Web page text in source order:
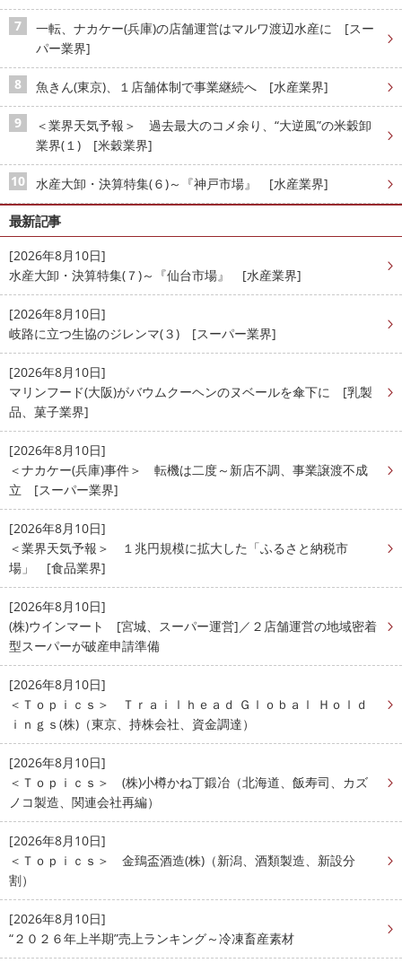
一転、ナカケー(兵庫)の店舗運営はマルワ渡辺水産に [スー
パー業界]
魚きん(東京)、１店舗体制で事業継続へ [水産業界]
＜業界天気予報＞ 過去最大のコメ余り、“大逆風”の米穀卸
業界(１) [米穀業界]
水産大卸・決算特集(６)～『神戸市場』 [水産業界]
最新記事
[2026年8月10日]
水産大卸・決算特集(７)～『仙台市場』 [水産業界]
[2026年8月10日]
岐路に立つ生協のジレンマ(３) [スーパー業界]
[2026年8月10日]
マリンフード(大阪)がバウムクーヘンのヌベールを傘下に [乳製
品、菓子業界]
[2026年8月10日]
＜ナカケー(兵庫)事件＞ 転機は二度～新店不調、事業譲渡不成
立 [スーパー業界]
[2026年8月10日]
＜業界天気予報＞ １兆円規模に拡大した「ふるさと納税市
場」 [食品業界]
[2026年8月10日]
(株)ウインマート [宮城、スーパー運営]／２店舗運営の地域密着
型スーパーが破産申請準備
[2026年8月10日]
＜Ｔｏｐｉｃｓ＞ Ｔｒａｉｌｈｅａｄ Ｇｌｏｂａｌ Ｈｏｌｄ
ｉｎｇｓ(株)（東京、持株会社、資金調達）
[2026年8月10日]
＜Ｔｏｐｉｃｓ＞ (株)小樽かね丁鍛冶（北海道、飯寿司、カズ
ノコ製造、関連会社再編）
[2026年8月10日]
＜Ｔｏｐｉｃｓ＞ 金鵄盃酒造(株)（新潟、酒類製造、新設分
割）
[2026年8月10日]
“２０２６年上半期”売上ランキング～冷凍畜産素材